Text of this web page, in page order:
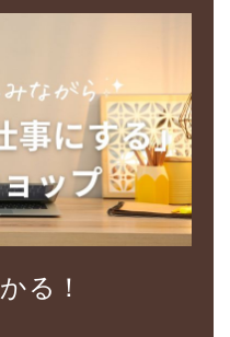
る！